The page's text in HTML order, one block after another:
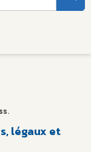
légaux et